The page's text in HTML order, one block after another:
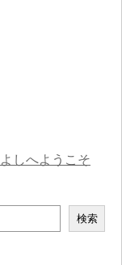
しへようこそ
検索